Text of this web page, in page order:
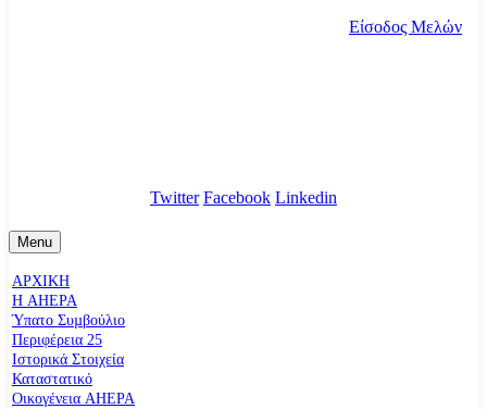
Είσοδος Μελών
Twitter Facebook Linkedin
Menu
ΑΡΧΙΚΗ
Η AHEPA
Ύπατο Συµβούλιο
Περιφέρεια 25
Ιστορικά Στοιχεία
Καταστατικό
Οικογένεια AHEPA